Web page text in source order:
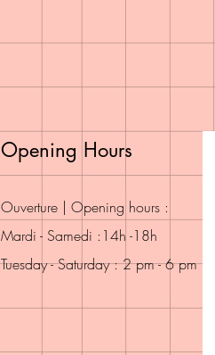
Opening Hours
Ouverture | Opening hours :
Mardi - Samedi :14h -18h
Tuesday - Saturday : 2 pm - 6 pm